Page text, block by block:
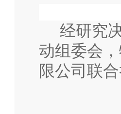
经研究
动组委会
限公司联